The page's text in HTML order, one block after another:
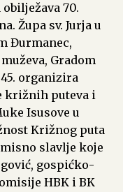
70.
Župa sv. Jurja u
Đurmanec,
Gradom
organizira
križnih puteva i
Isusove u
Križnog puta
slavlje koje
gospićko-
HBK i BK